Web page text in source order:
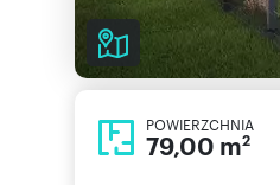
POWIERZCHNIA
79,00 m2